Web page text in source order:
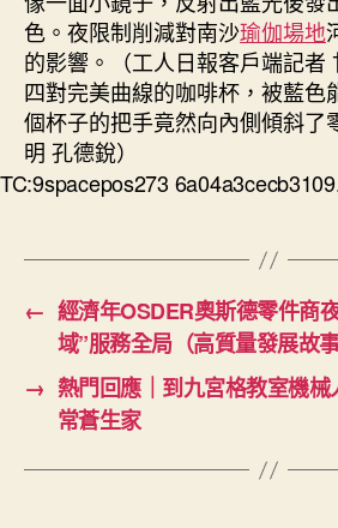
色。夜限制削減對南沙瑜伽場地
的影響。（工人日報客戶端記者
四對完美曲線的咖啡杯，被藍色
個杯子的把手竟然向內側傾斜了
明 孔德銳）
TC:9spacepos273
← 經濟年OSDER奧斯德零件商
域”服務全局（高質量發展故事
→ 熱門回應｜到九宮格教室機
常蒼生家